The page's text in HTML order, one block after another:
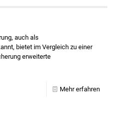
auch als
bietet im Vergleich zu einer
erweiterte
Mehr erfahren